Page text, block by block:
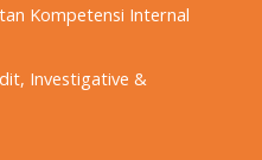
Kompetensi Internal
Investigative &